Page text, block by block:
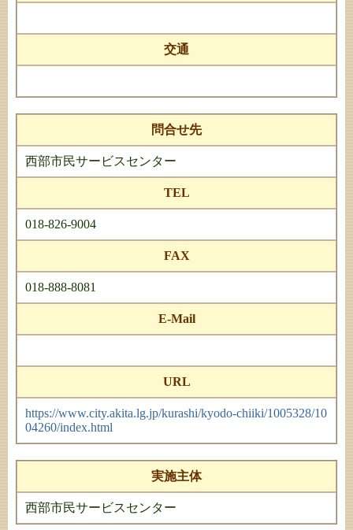
交通
問合せ先
西部市民サービスセンター
TEL
018-826-9004
FAX
018-888-8081
E-Mail
URL
https://www.city.akita.lg.jp/kurashi/kyodo-chiiki/1005328/10
04260/index.html
実施主体
西部市民サービスセンター